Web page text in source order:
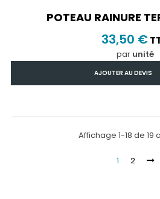
POTEAU RAINURE
33,50 €
par unité
AJOUTER AU DEVIS
Affichage 1-18 de 19
1 2